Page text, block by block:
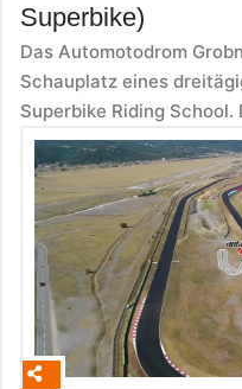
Superbike)
Das Automotodrom
Schauplatz eines
Superbike Riding